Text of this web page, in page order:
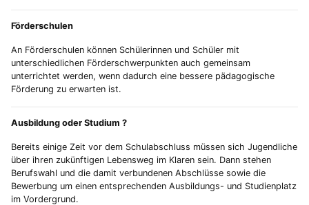
Förderschulen
An Förderschulen können Schülerinnen und Schüler mit
unterschiedlichen Förderschwerpunkten auch gemeinsam
unterrichtet werden, wenn dadurch eine bessere pädagogische
Förderung zu erwarten ist.
Ausbildung oder Studium ?
Bereits einige Zeit vor dem Schulabschluss müssen sich Jugendliche
über ihren zukünftigen Lebensweg im Klaren sein. Dann stehen
Berufswahl und die damit verbundenen Abschlüsse sowie die
Bewerbung um einen entsprechenden Ausbildungs- und Studienplatz
im Vordergrund.